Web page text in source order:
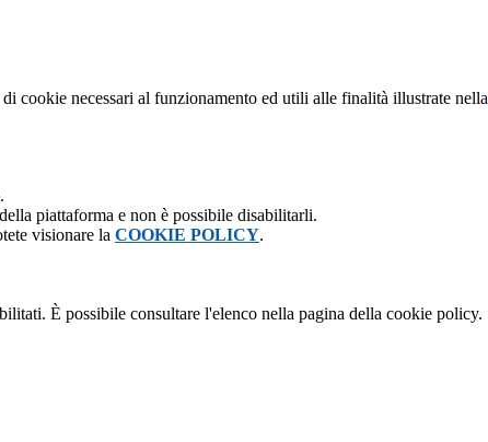
cookie necessari al funzionamento ed utili alle finalità illustrate nella
piattaforma e non è possibile disabilitarli.
visionare la COOKIE POLICY.
È possibile consultare l'elenco nella pagina della cookie policy.